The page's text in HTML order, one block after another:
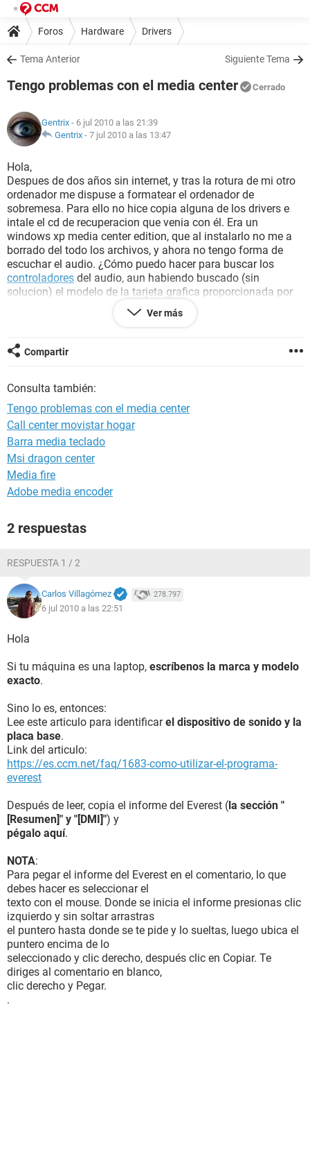
Foros Hardware Drivers
Tema Anterior Siguiente Tema
Tengo problemas con el media center Cerrado
Gentrix - 6 jul 2010 a las 21:39
Gentrix - 7 jul 2010 a las 13:47
Hola,
Despues de dos años sin internet, y tras la rotura de mi otro
ordenador me dispuse a formatear el ordenador de
sobremesa. Para ello no hice copia alguna de los drivers e
intale el cd de recuperacion que venia con él. Era un
windows xp media center edition, que al instalarlo no me a
borrado del todo los archivos, y ahora no tengo forma de
escuchar el audio. ¿Cómo puedo hacer para buscar los
controladores del audio, aun habiendo buscado (sin
solucion) el modelo de la tarjeta grafica proporcionada por
programa everest
Realtek ALC658 @ ATI SB400 AC97 Audio
Ver más
Compartir
Consulta también:
Tengo problemas con el media center
Call center movistar hogar
Barra media teclado
Msi dragon center
Media fire
Adobe media encoder
2 respuestas
RESPUESTA 1 / 2
Carlos Villagómez 278.797
6 jul 2010 a las 22:51
Hola
Si tu máquina es una laptop, escríbenos la marca y modelo
exacto.
Sino lo es, entonces:
Lee este articulo para identificarel dispositivo de sonido y la
placa base.
Link del articulo:
https://es.ccm.net/faq/1683-como-utilizar-el-programa-
everest
Después de leer, copia el informe del Everest (la sección "
[Resumen]" y "[DMI]") y
pégalo aquí.
NOTA:
Para pegar el informe del Everest en el comentario, lo que
debes hacer es seleccionar el
texto con el mouse. Donde se inicia el informe presionas clic
izquierdo y sin soltar arrastras
el puntero hasta donde se te pide y lo sueltas, luego ubica el
puntero encima de lo
seleccionado y clic derecho, después clic en Copiar. Te
diriges al comentario en blanco,
clic derecho y Pegar.
.